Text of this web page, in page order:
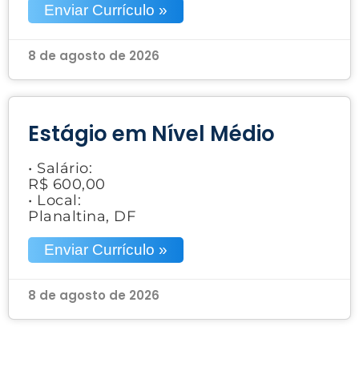
Enviar Currículo »
8 de agosto de 2026
Estágio em Nível Médio
• Salário:
R$ 600,00
• Local:
Planaltina, DF
Enviar Currículo »
8 de agosto de 2026